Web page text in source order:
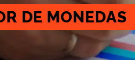
DE MONEDAS